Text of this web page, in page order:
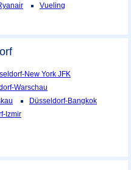
Vueling
New York JFK
Warschau
Düsseldorf-Bangkok
Izmir